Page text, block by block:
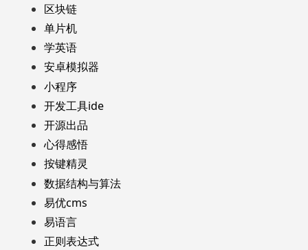
区块链
单片机
学英语
安卓模拟器
小程序
开发工具ide
开源出品
心得感悟
按键精灵
数据结构与算法
易优cms
易语言
正则表达式